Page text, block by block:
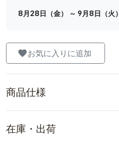
8月28日（金） ～ 9月8日（火
お気に入りに追加
商品仕様
在庫・出荷